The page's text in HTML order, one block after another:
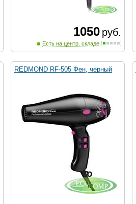
1050 руб.
Есть на центр. складе
REDMOND RF-505 Фен, черный